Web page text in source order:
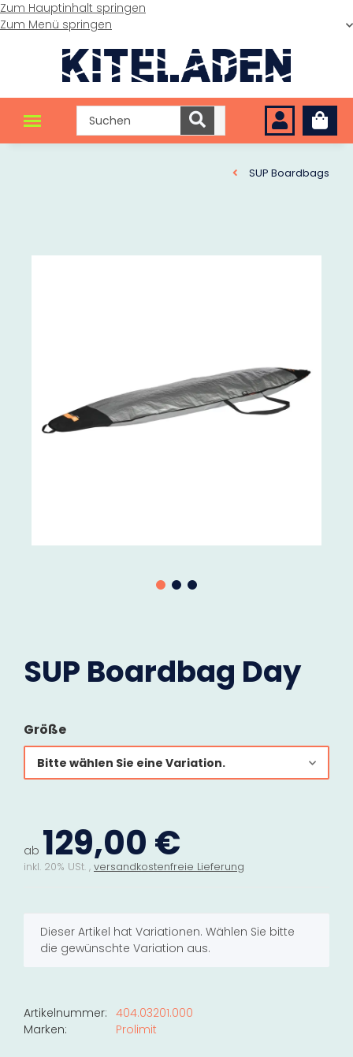
Zum Hauptinhalt springen
Zum Menü springen
SUP Boardbags
SUP Boardbag Day
Größe
Bitte wählen Sie eine Variation.
ab 129,00 €
inkl. 20% USt. , versandkostenfreie Lieferung
xDieser Artikel hat Variationen. Wählen Sie bitte
die gewünschte Variation aus.
Artikelnummer: 404.03201.000
Marken:
Prolimit